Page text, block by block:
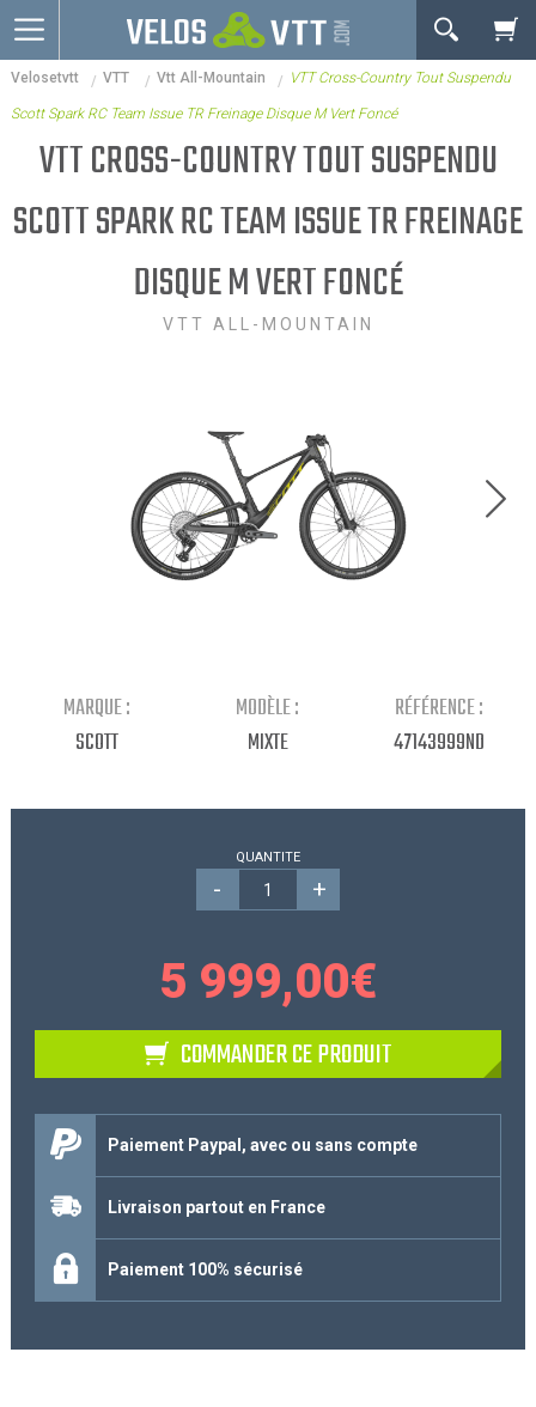
OK
Connexion / inscription
VTT
Vélos electriques
Vélos urbains & Fitness
Equipements de vélo
Votre Panier Est Désert
Votre panier est là pour vous servir. Donnez-lui un
but ! C'est un lieu temporaire où est stockée une
liste de vos produits et où se reflète le prix le plus
récent...
Continuer mes achats
Velosetvtt VTT Vtt All-Mountain VTT Cross-Country Tout Suspendu
Scott Spark RC Team Issue TR Freinage Disque M Vert Foncé
VTT CROSS-COUNTRY TOUT SUSPENDU
SCOTT SPARK RC TEAM ISSUE TR FREINAGE
DISQUE M VERT FONCÉ
VTT ALL-MOUNTAIN
MARQUE :
SCOTT
MODÈLE :
MIXTE
RÉFÉRENCE :
47143999ND
QUANTITE
- +
5 999,00€
COMMANDER CE PRODUIT
Paiement Paypal, avec ou sans compte
Livraison partout en France
Paiement 100% sécurisé